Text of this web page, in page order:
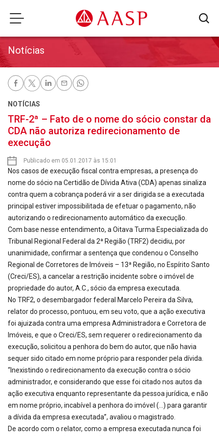
Notícias
NOTÍCIAS
TRF-2ª – Fato de o nome do sócio constar da
CDA não autoriza redirecionamento de
execução
Publicado em 05.01.2017 às 15:01
Nos casos de execução fiscal contra empresas, a presença do
nome do sócio na Certidão de Dívida Ativa (CDA) apenas sinaliza
contra quem a cobrança poderá vir a ser dirigida se a executada
principal estiver impossibilitada de efetuar o pagamento, não
autorizando o redirecionamento automático da execução.
Com base nesse entendimento, a Oitava Turma Especializada do
Tribunal Regional Federal da 2ª Região (TRF2) decidiu, por
unanimidade, confirmar a sentença que condenou o Conselho
Regional de Corretores de Imóveis – 13ª Região, no Espírito Santo
(Creci/ES), a cancelar a restrição incidente sobre o imóvel de
propriedade do autor, A.C., sócio da empresa executada.
No TRF2, o desembargador federal Marcelo Pereira da Silva,
relator do processo, pontuou, em seu voto, que a ação executiva
foi ajuizada contra uma empresa Administradora e Corretora de
Imóveis, e que o Creci/ES, sem requerer o redirecionamento da
execução, solicitou a penhora do bem do autor, que não havia
sequer sido citado em nome próprio para responder pela dívida.
“Inexistindo o redirecionamento da execução contra o sócio
administrador, e considerando que esse foi citado nos autos da
ação executiva enquanto representante da pessoa jurídica, e não
em nome próprio, incabível a penhora do imóvel (…) para garantir
a dívida da empresa executada”, avaliou o magistrado.
De acordo com o relator, como a empresa executada nunca foi